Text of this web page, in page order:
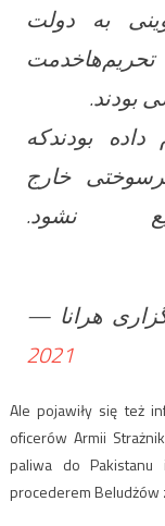
به دولت
بودند.
بودندکه
خارج
نشود.
2021
Ale pojawiły się też
oficerów Armii
paliwa do
procederem Beludżów